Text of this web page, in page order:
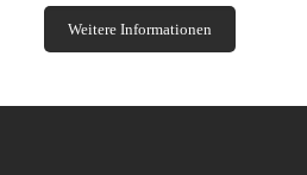
Weitere Informationen